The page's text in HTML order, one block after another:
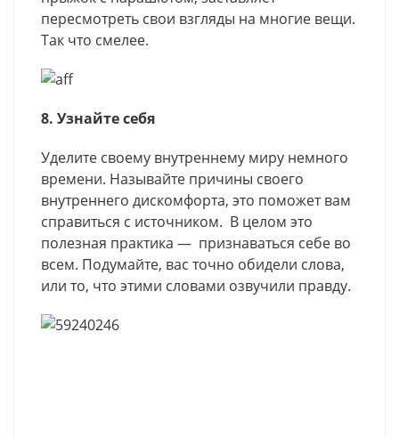
пересмотреть свои взгляды на многие вещи.
Так что смелее.
8. Узнайте себя
Уделите своему внутреннему миру немного
времени. Называйте причины своего
внутреннего дискомфорта, это поможет вам
справиться с источником. В целом это
полезная практика — признаваться себе во
всем. Подумайте, вас точно обидели слова,
или то, что этими словами озвучили правду.